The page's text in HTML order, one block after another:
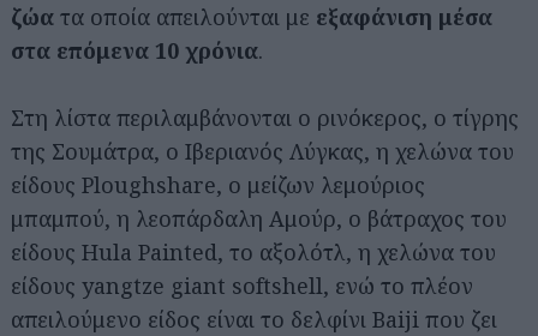
ζώα τα οποία απειλούνται με εξαφάνιση μέσα
στα επόμενα 10 χρόνια.
Στη λίστα περιλαμβάνονται ο ρινόκερος, ο τίγρης
της Σουμάτρα, ο Ιβεριανός Λύγκας, η χελώνα του
είδους Ploughshare, ο μείζων λεμούριος
μπαμπού, η λεοπάρδαλη Αμούρ, ο βάτραχος του
είδους Hula Painted, το αξολότλ, η χελώνα του
είδους yangtze giant softshell, ενώ το πλέον
απειλούμενο είδος είναι το δελφίνι Baiji που ζει